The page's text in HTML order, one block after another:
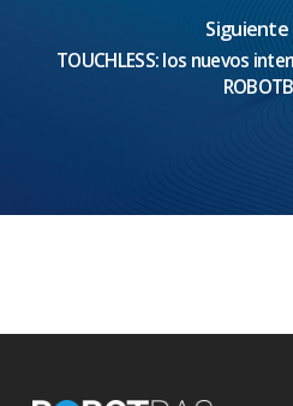
Siguiente
TOUCHLESS: los nuevos